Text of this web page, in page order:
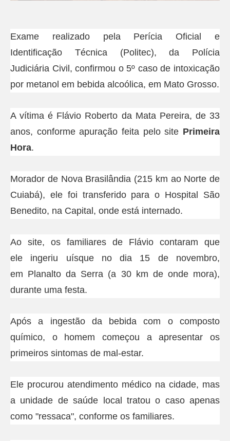
Exame realizado pela Perícia Oficial e
Identificação Técnica (Politec), da Polícia
Judiciária Civil, confirmou o 5º caso de intoxicação
por metanol em bebida alcoólica, em Mato Grosso.
A vítima é Flávio Roberto da Mata Pereira, de 33
anos, conforme apuração feita pelo site Primeira
Hora.
Morador de Nova Brasilândia (215 km ao Norte de
Cuiabá), ele foi transferido para o Hospital São
Benedito, na Capital, onde está internado.
Ao site, os familiares de Flávio contaram que
ele ingeriu uísque no dia 15 de novembro,
em Planalto da Serra (a 30 km de onde mora),
durante uma festa.
Após a ingestão da bebida com o composto
químico, o homem começou a apresentar os
primeiros sintomas de mal-estar.
Ele procurou atendimento médico na cidade, mas
a unidade de saúde local tratou o caso apenas
como "ressaca", conforme os familiares.